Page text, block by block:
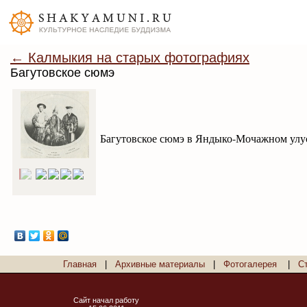
← Калмыкия на старых фотографиях
Багутовское сюмэ
Багутовское сюмэ в Яндыко-Мочажном
Главная Архивные материалы Фотогалерея
Сайт начал работу